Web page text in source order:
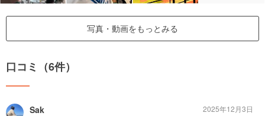
写真・動画をもっとみる
口コミ（6件）
Sak
2025年12月3日